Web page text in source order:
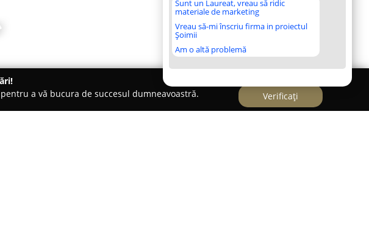
Sunt un Laureat, vreau să ridic
materiale de marketing
Vreau să-mi înscriu firma in proiectul
Șoimii
Am o altă problemă
a vă bucura de succesul dumneavoastră.
Verificați